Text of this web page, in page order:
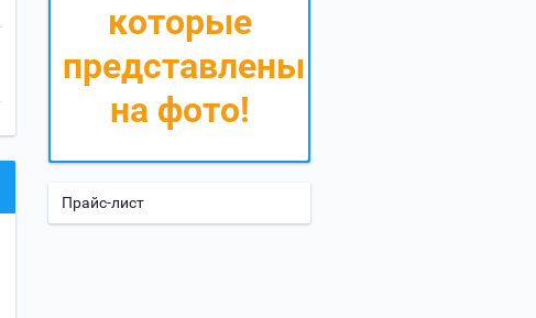
которые
представлены
на фото!
Прайс-лист